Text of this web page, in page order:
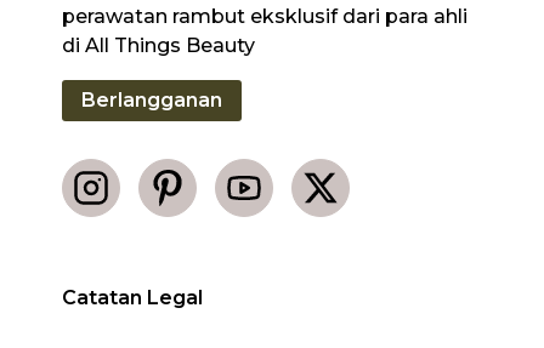
Catatan Legal
perawatan rambut eksklusif dari para ahli
di All Things Beauty
Berlangganan